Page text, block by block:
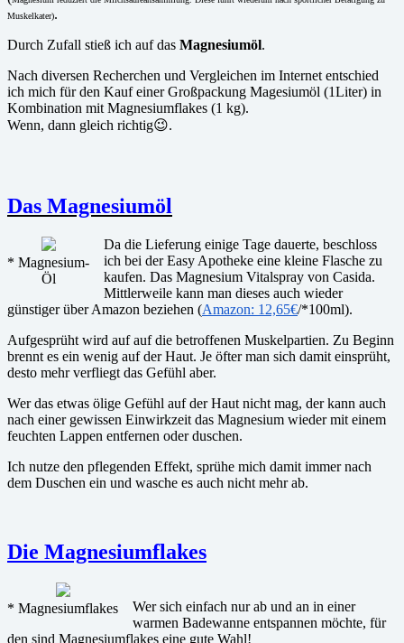
Muskelkater).
Durch Zufall stieß ich auf das Magnesiumöl.
Nach diversen Recherchen und Vergleichen im Internet entschied
ich mich für den Kauf einer Großpackung Magesiumöl (1Liter) in
Kombination mit Magnesiumflakes (1 kg).
Wenn, dann gleich richtig😉.
Das Magnesiumöl
* Magnesium-
Öl
Da die Lieferung einige Tage dauerte, beschloss
ich bei der Easy Apotheke eine kleine Flasche zu
kaufen. Das Magnesium Vitalspray von Casida.
Mittlerweile kann man dieses auch wieder
günstiger über Amazon beziehen (Amazon: 12,65€/*100ml).
Aufgesprüht wird auf auf die betroffenen Muskelpartien. Zu Beginn
brennt es ein wenig auf der Haut. Je öfter man sich damit einsprüht,
desto mehr verfliegt das Gefühl aber.
Wer das etwas ölige Gefühl auf der Haut nicht mag, der kann auch
nach einer gewissen Einwirkzeit das Magnesium wieder mit einem
feuchten Lappen entfernen oder duschen.
Ich nutze den pflegenden Effekt, sprühe mich damit immer nach
dem Duschen ein und wasche es auch nicht mehr ab.
Die Magnesiumflakes
* Magnesiumflakes
Wer sich einfach nur ab und an in einer
warmen Badewanne entspannen möchte, für
den sind Magnesiumflakes eine gute Wahl!